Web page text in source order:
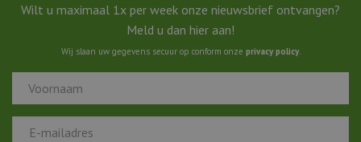
Wilt u maximaal 1x per week onze nieuwsbrief ontvangen?
Meld u dan hier aan!
Wij slaan uw gegevens secuur op conform onze privacy policy.